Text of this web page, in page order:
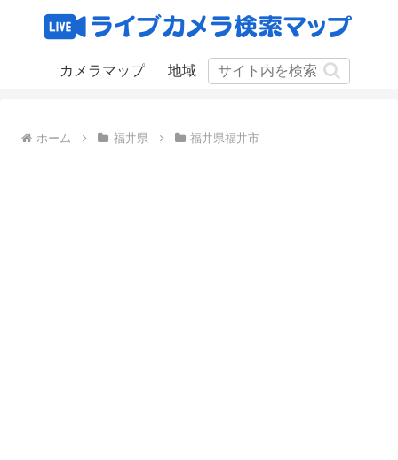
カメラマップ 地域
ホーム 福井県 福井県福井市